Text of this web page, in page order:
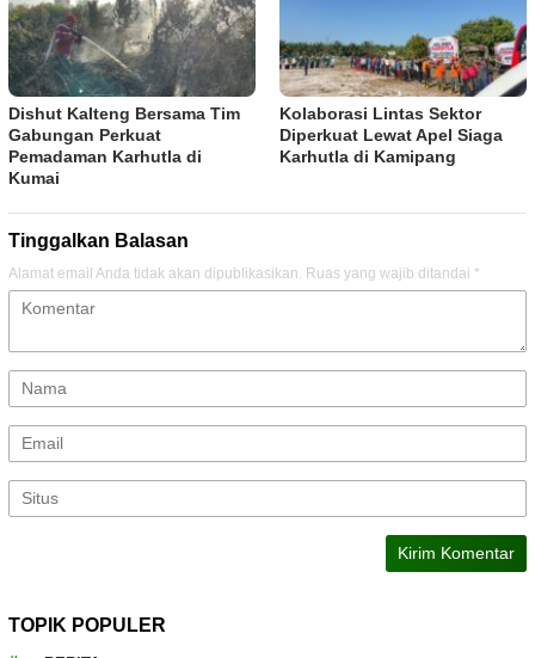
Dishut Kalteng Bersama Tim
Gabungan Perkuat
Pemadaman Karhutla di
Kumai
Kolaborasi Lintas Sektor
Diperkuat Lewat Apel Siaga
Karhutla di Kamipang
Tinggalkan Balasan
Alamat email Anda tidak akan dipublikasikan. Ruas yang wajib ditandai *
TOPIK POPULER